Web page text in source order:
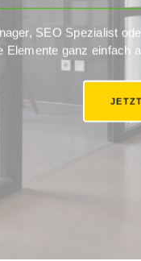
SEO Spezialist
Elemente ganz einfach